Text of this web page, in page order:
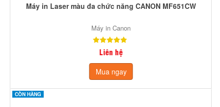
Máy in Laser màu đa chức năng CANON MF651CW
Máy in Canon
Liên hệ
Mua ngay
CÒN HÀNG